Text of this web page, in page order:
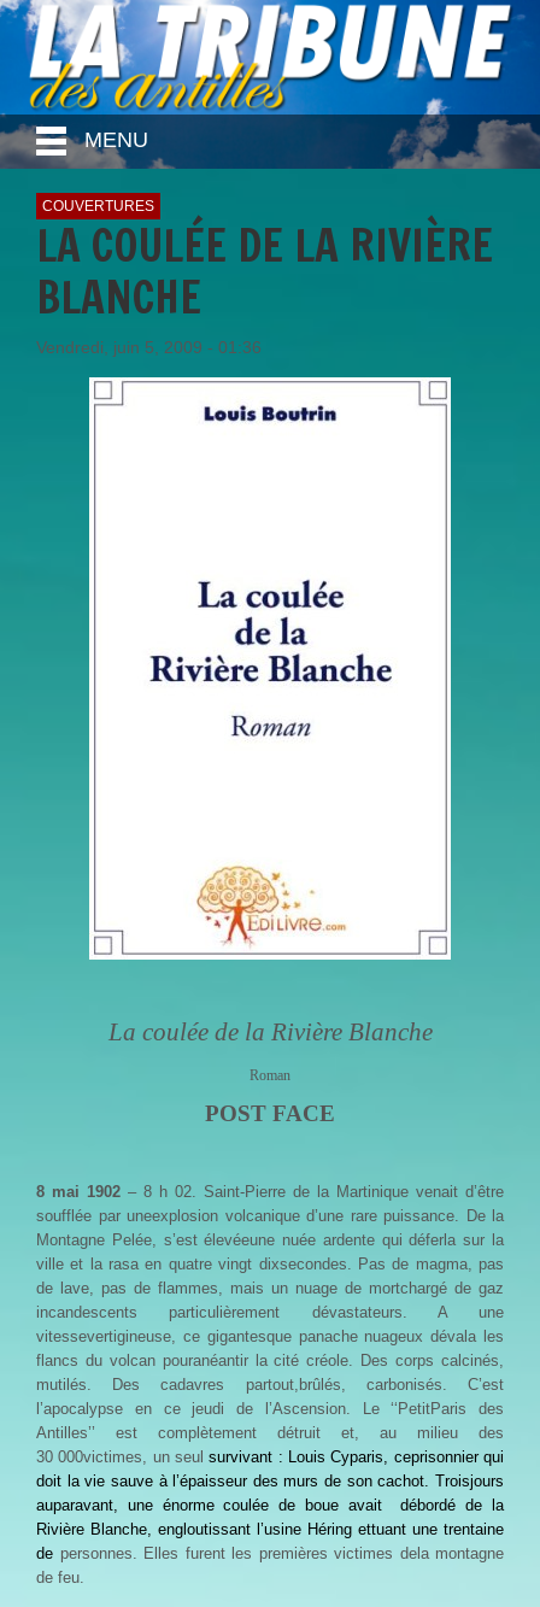
MENU
COUVERTURES
LA COULÉE DE LA RIVIÈRE
BLANCHE
Vendredi, juin 5, 2009 - 01:36
La coulée de la Rivière Blanche
Roman
POST FACE
8 mai 1902 – 8 h 02. Saint-Pierre de la Martinique venait d’être
soufflée par uneexplosion volcanique d’une rare puissance. De la
Montagne Pelée, s’est élevéeune nuée ardente qui déferla sur la
ville et la rasa en quatre vingt dixsecondes. Pas de magma, pas
de lave, pas de flammes, mais un nuage de mortchargé de gaz
incandescents particulièrement dévastateurs. A une
vitessevertigineuse, ce gigantesque panache nuageux dévala les
flancs du volcan pouranéantir la cité créole. Des corps calcinés,
mutilés. Des cadavres partout,brûlés, carbonisés. C’est
l’apocalypse en ce jeudi de l’Ascension. Le ‘‘PetitParis des
Antilles’’ est complètement détruit et, au milieu des
30 000victimes, un seulsurvivant : Louis Cyparis, ceprisonnier qui
doit la vie sauve à l’épaisseur des murs de son cachot. Troisjours
auparavant, une énorme coulée de boue avait
débordé de la
Rivière Blanche, engloutissant l’usine Héring ettuant une trentaine
de personnes. Elles furent les premières victimes dela montagne
de feu.